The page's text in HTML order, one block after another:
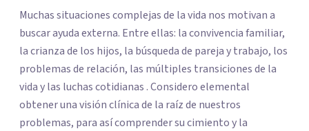
Muchas situaciones complejas de la vida nos motivan a
buscar ayuda externa. Entre ellas: la convivencia familiar,
la crianza de los hijos, la búsqueda de pareja y trabajo, los
problemas de relación, las múltiples transiciones de la
vida y las luchas cotidianas . Considero elemental
obtener una visión clínica de la raíz de nuestros
problemas, para así comprender su cimiento y la